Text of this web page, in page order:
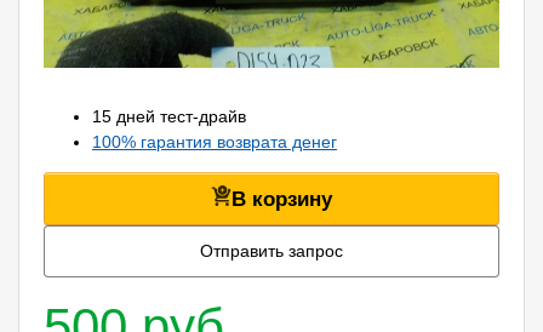
15 дней тест-драйв
100% гарантия возврата денег
В корзину
Отправить запрос